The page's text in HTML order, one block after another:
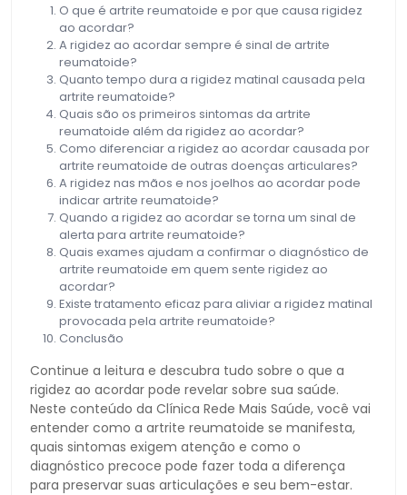
O que é artrite reumatoide e por que causa rigidez
ao acordar?
A rigidez ao acordar sempre é sinal de artrite
reumatoide?
Quanto tempo dura a rigidez matinal causada pela
artrite reumatoide?
Quais são os primeiros sintomas da artrite
reumatoide além da rigidez ao acordar?
Como diferenciar a rigidez ao acordar causada por
artrite reumatoide de outras doenças articulares?
A rigidez nas mãos e nos joelhos ao acordar pode
indicar artrite reumatoide?
Quando a rigidez ao acordar se torna um sinal de
alerta para artrite reumatoide?
Quais exames ajudam a confirmar o diagnóstico de
artrite reumatoide em quem sente rigidez ao
acordar?
Existe tratamento eficaz para aliviar a rigidez matinal
provocada pela artrite reumatoide?
Conclusão
Continue a leitura e descubra tudo sobre o que a
rigidez ao acordar pode revelar sobre sua saúde.
Neste conteúdo da Clínica Rede Mais Saúde, você vai
entender como a artrite reumatoide se manifesta,
quais sintomas exigem atenção e como o
diagnóstico precoce pode fazer toda a diferença
para preservar suas articulações e seu bem-estar.